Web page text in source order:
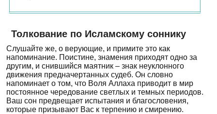
Толкование по Исламскому соннику
Слушайте же, о верующие, и примите это как
напоминание. Поистине, знамения приходят одно за
другим, и снившийся маятник – знак неуклонного
движения предначертанных судеб. Он словно
напоминает о том, что Воля Аллаха приводит в мир
постоянное чередование светлых и темных периодов.
Ваш сон предвещает испытания и благословения,
которые призывают Вас к терпению и смирению.